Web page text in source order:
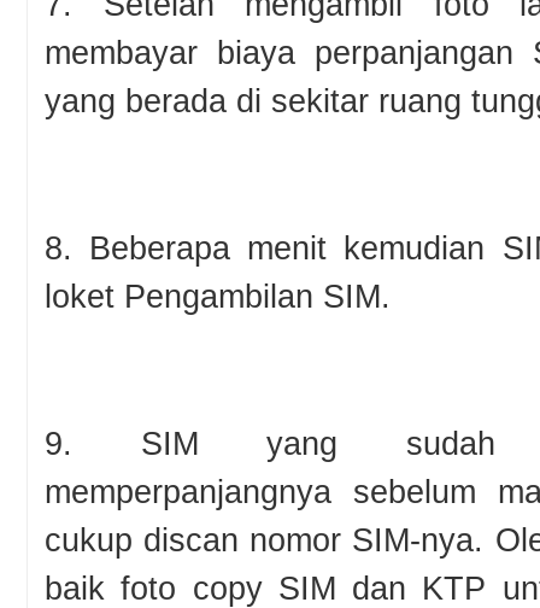
membayar biaya
yang berada di sekitar ruang
8. Beberapa menit kemudian
loket Pengambilan SIM.
9. SIM yang sudah
memperpanjangnya sebelum
cukup discan nomor SIM-nya.
baik foto copy SIM dan KTP